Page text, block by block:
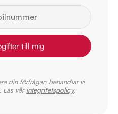
till mig
din förfrågan behandlar vi
Läs vårintegritetspolicy.